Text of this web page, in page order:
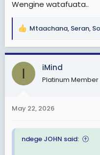
Wengine watafuata..
R
a
c
i
s
Mtaachana, Seran,
I iMind
Platinum Member
May 22, 2026
ndege JOHN said: